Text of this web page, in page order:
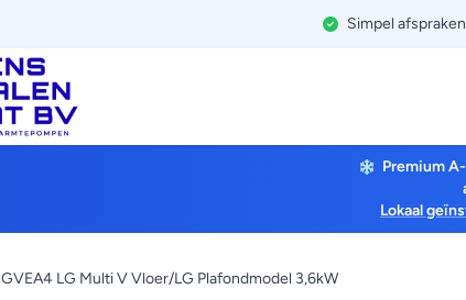
Simpel
Premium
Lokaal
LG Multi V Vloer/LG Plafondmodel 3,6kW